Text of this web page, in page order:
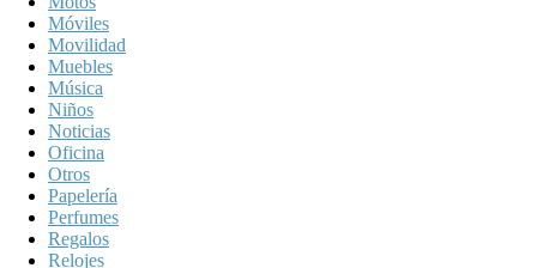
Móviles
Movilidad
Muebles
Música
Niños
Noticias
Oficina
Otros
Papelería
Perfumes
Regalos
Relojes